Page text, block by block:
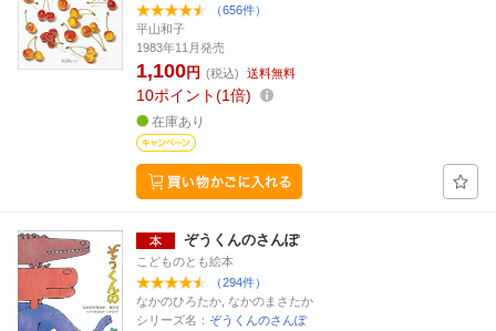
（656件）
平山和子
1983年11月発売
1,100円 (税込) 送料無料
10ポイント 1倍
在庫あり
ぞうくんのさんぽ
こどものとも絵本
（294件）
なかのひろたか, なかのまさたか
シリーズ名： ぞうくんのさんぽ